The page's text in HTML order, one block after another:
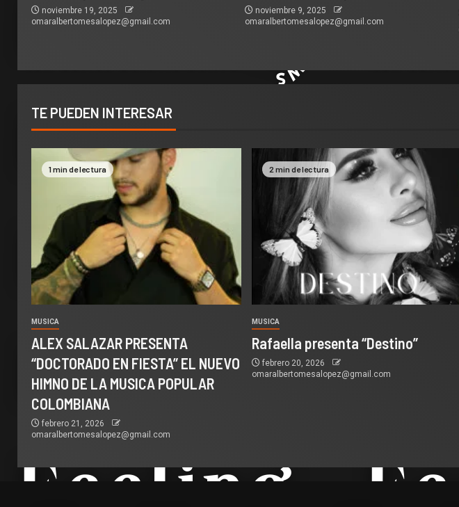
noviembre 19, 2025
omaralbertomesalopez@gmail.com
noviembre 9, 2025
omaralbertomesalopez@gmail.com
TE PUEDEN INTERESAR
1 min de lectura
MUSICA
ALEX SALAZAR PRESENTA
“DOCTORADO EN FIESTA” EL NUEVO
HIMNO DE LA MUSICA POPULAR
COLOMBIANA
febrero 21, 2026
omaralbertomesalopez@gmail.com
2 min de lectura
MUSICA
Rafaella presenta “Destino”
febrero 20, 2026
omaralbertomesalopez@gmail.com